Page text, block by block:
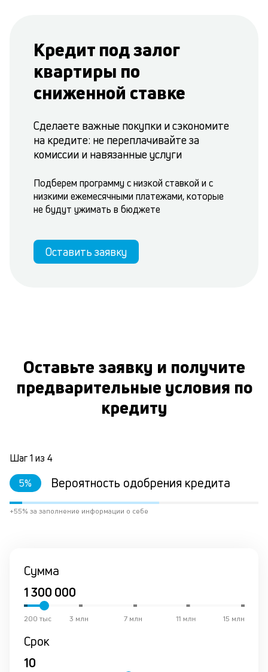
Кредит под залог
квартиры по
сниженной ставке
Сделаете важные покупки и сэкономите
на кредите: не переплачивайте за
комиссии и навязанные услуги
Подберем программу с низкой ставкой и с
низкими ежемесячными платежами, которые
не будут ужимать в бюджете
Оставить заявку
Оставьте заявку и получите
предварительные условия по
кредиту
Шаг1 из 4
5% Вероятность одобрения кредита
+55% за заполнение информации о себе
Сумма
15 млн
11 млн
7 млн
3 млн
200 тыс
Срок